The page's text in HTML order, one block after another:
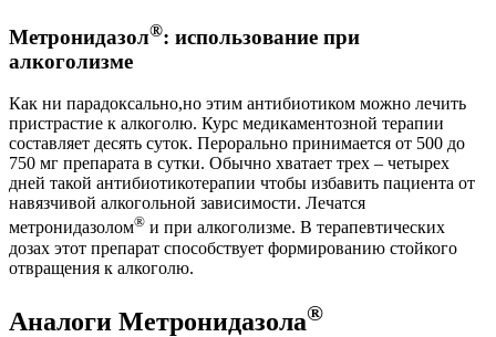
Метронидазол®: использование при
алкоголизме
Как ни парадоксально,но этим антибиотиком можно лечить
пристрастие к алкоголю. Курс медикаментозной терапии
составляет десять суток. Перорально принимается от 500 до
750 мг препарата в сутки. Обычно хватает трех – четырех
дней такой антибиотикотерапии чтобы избавить пациента от
навязчивой алкогольной зависимости. Лечатся
метронидазолом® и при алкоголизме. В терапевтических
дозах этот препарат способствует формированию стойкого
отвращения к алкоголю.
Аналоги Метронидазола®